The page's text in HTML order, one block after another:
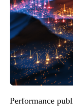
Performance